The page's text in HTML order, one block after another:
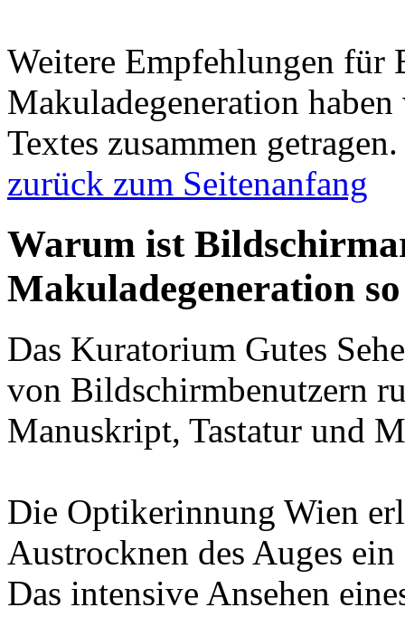
Weitere Empfehlungen für
Makuladegeneration
Textes zusammen getragen.
zurück zum Seitenanfang
Warum ist
Makuladegeneration
Das Kuratorium Gutes
von Bildschirmbenutzern
Manuskript, Tastatur und
Die Optikerinnung Wien
Austrocknen des Auges
Das intensive Ansehen